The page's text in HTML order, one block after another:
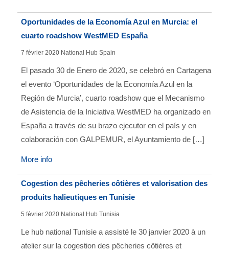
Oportunidades de la Economía Azul en Murcia: el
cuarto roadshow WestMED España
7 février 2020 National Hub Spain
El pasado 30 de Enero de 2020, se celebró en Cartagena
el evento ‘Oportunidades de la Economía Azul en la
Región de Murcia’, cuarto roadshow que el Mecanismo
de Asistencia de la Iniciativa WestMED ha organizado en
España a través de su brazo ejecutor en el país y en
colaboración con GALPEMUR, el Ayuntamiento de […]
More info
Cogestion des pêcheries côtières et valorisation des
produits halieutiques en Tunisie
5 février 2020 National Hub Tunisia
Le hub national Tunisie a assisté le 30 janvier 2020 à un
atelier sur la cogestion des pêcheries côtières et